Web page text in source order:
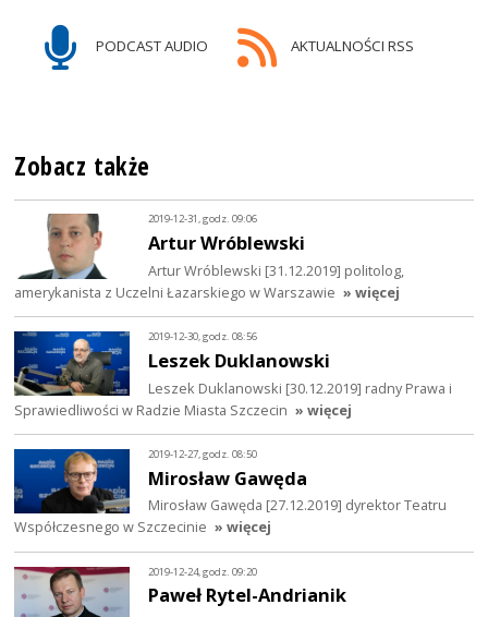
PODCAST AUDIO AKTUALNOŚCI RSS
Zobacz także
2019-12-31, godz. 09:06
Artur Wróblewski
Artur Wróblewski [31.12.2019] politolog,
amerykanista z Uczelni Łazarskiego w Warszawie » więcej
2019-12-30, godz. 08:56
Leszek Duklanowski
Leszek Duklanowski [30.12.2019] radny Prawa i
Sprawiedliwości w Radzie Miasta Szczecin » więcej
2019-12-27, godz. 08:50
Mirosław Gawęda
Mirosław Gawęda [27.12.2019] dyrektor Teatru
Współczesnego w Szczecinie » więcej
2019-12-24, godz. 09:20
Paweł Rytel-Andrianik